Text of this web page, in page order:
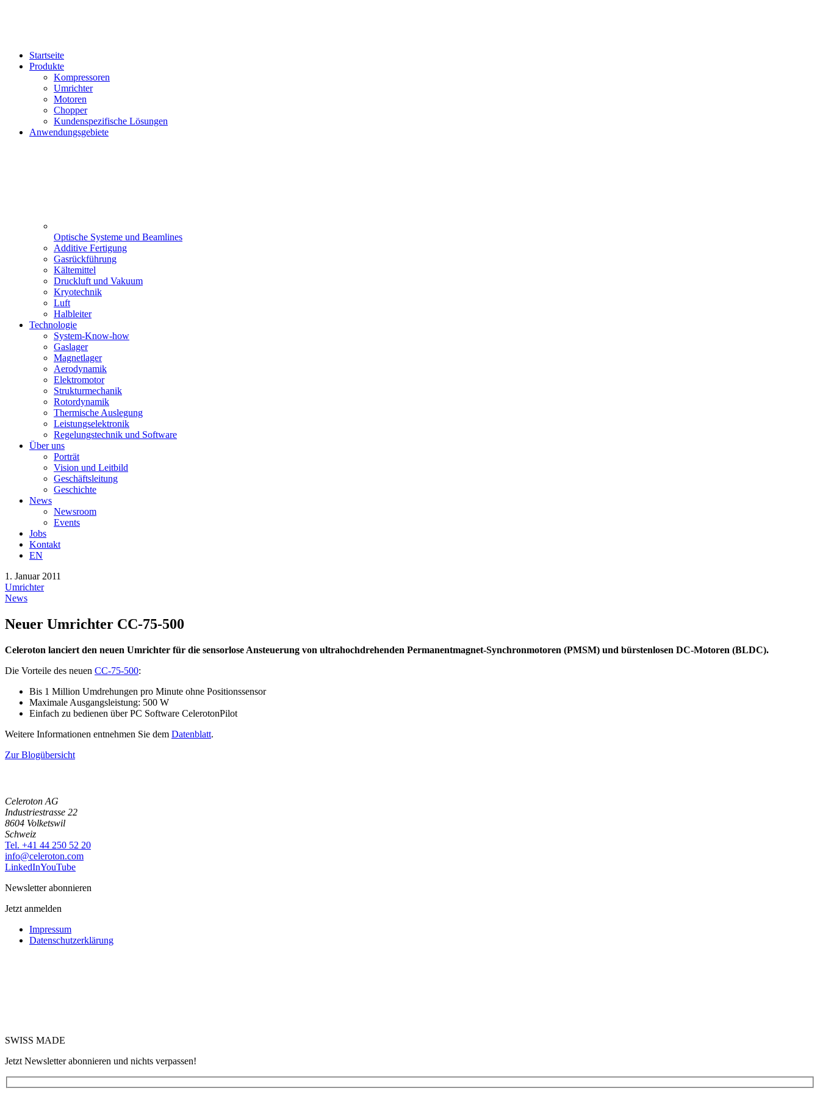
Startseite
Produkte
Kompressoren
Umrichter
Motoren
Chopper
Kundenspezifische Lösungen
Anwendungsgebiete
Optische Systeme und Beamlines
Additive Fertigung
Gasrückführung
Kältemittel
Druckluft und Vakuum
Kryotechnik
Luft
Halbleiter
Technologie
System-Know-how
Gaslager
Magnetlager
Aerodynamik
Elektromotor
Strukturmechanik
Rotordynamik
Thermische Auslegung
Leistungselektronik
Regelungstechnik und Software
Über uns
Porträt
Vision und Leitbild
Geschäftsleitung
Geschichte
News
Newsroom
Events
Jobs
Kontakt
EN
1. Januar 2011
Umrichter
News
Neuer Umrichter CC-75-500
Celeroton lanciert den neuen Umrichter für die sensorlose Ansteuerung von ultrahochdrehenden Permanentmagnet-Synchronmotoren (PMSM) und bürstenlosen DC-Motoren (BLDC).
Die Vorteile des neuen CC-75-500:
Bis 1 Million Umdrehungen pro Minute ohne Positionssensor
Maximale Ausgangsleistung: 500 W
Einfach zu bedienen über PC Software CelerotonPilot
Weitere Informationen entnehmen Sie dem Datenblatt.
Zur Blogübersicht
Celeroton AG
Industriestrasse 22
8604 Volketswil
Schweiz
Tel. +41 44 250 52 20
moc.notorelec@ofni
LinkedInYouTube
Newsletter abonnieren
Jetzt anmelden
Impressum
Datenschutzerklärung
SWISS MADE
Jetzt Newsletter abonnieren und nichts verpassen!